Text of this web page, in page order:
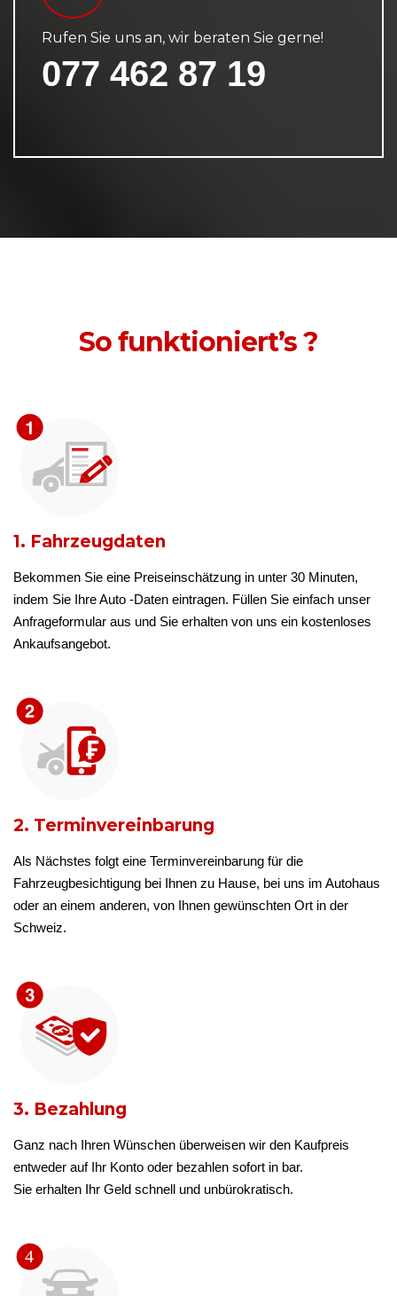
Rufen Sie uns an, wir beraten Sie gerne!
077 462 87 19
So funktioniert’s ?
1. Fahrzeugdaten
Bekommen Sie eine Preiseinschätzung in unter 30 Minuten,
indem Sie Ihre Auto -Daten eintragen. Füllen Sie einfach unser
Anfrageformular aus und Sie erhalten von uns ein kostenloses
Ankaufsangebot.
2. Terminvereinbarung
Als Nächstes folgt eine Terminvereinbarung für die
Fahrzeugbesichtigung bei Ihnen zu Hause, bei uns im Autohaus
oder an einem anderen, von Ihnen gewünschten Ort in der
Schweiz.
3. Bezahlung
Ganz nach Ihren Wünschen überweisen wir den Kaufpreis
entweder auf Ihr Konto oder bezahlen sofort in bar.
Sie erhalten Ihr Geld schnell und unbürokratisch.